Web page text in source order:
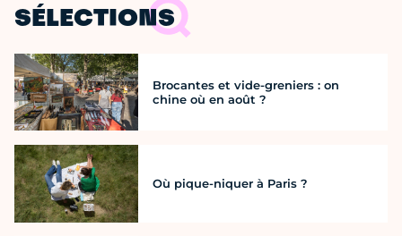
SÉLECTIONS
Brocantes et vide-greniers : on
chine où en août ?
Où pique-niquer à Paris ?